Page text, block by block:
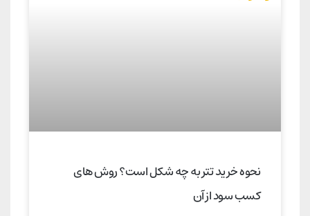
نحوه خرید تتر به چه شکل است؟ روش های
کسب سود از آن